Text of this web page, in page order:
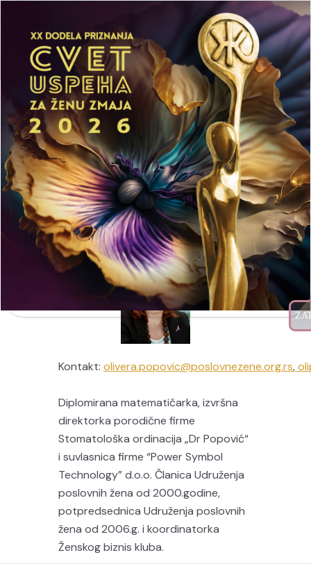
LEPA Preduzetnička Akademija
Publikacije
Prijavi se
Organizaciona struktura
Olivera
Popović
Kontakt: olivera.popovic@poslovnezene.org.rs,
Diplomirana matematičarka, izvršna
direktorka porodične firme
Stomatološka ordinacija „Dr Popović“
i suvlasnica firme “Power Symbol
Technology” d.o.o. Članica Udruženja
poslovnih žena od 2000.godine,
potpredsednica Udruženja poslovnih
žena od 2006.g. i koordinatorka
Ženskog biznis kluba.